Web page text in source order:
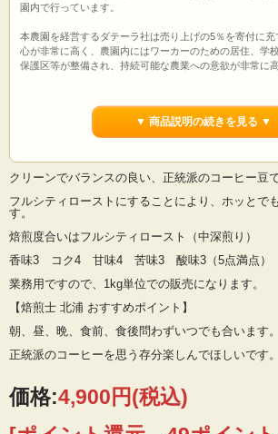
園内で行っています。
本農園を経営するダテーラ社は売り上げの5％を寄付に
心が非常に高く、農園内にはワーカーのための居住、学
保護区等が整備され、持続可能な農業への意欲が非常に
▼ 商品説明の続きを見る ▼
クリーンでバランスの良い、正統派のコーヒー豆で
フルシティローストにすることにより、ホッとで
す。
焙煎度合いはフルシティロースト（中深煎り）
香味3 コク4 甘味4 苦味3 酸味3（5点満点）
業務用ですので、1kg単位での販売になります。
【焙煎士 北浦 おすすめポイント】
朝、昼、晩、食前、食後問わずいつでも合います。
正統派のコーヒーを思う存分楽しんでほしいです。
価格:4,900円(税込)